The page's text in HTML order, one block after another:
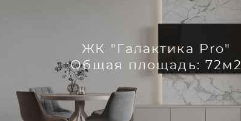
ЖК "Галактика Pro"
Общая площадь: 72м2